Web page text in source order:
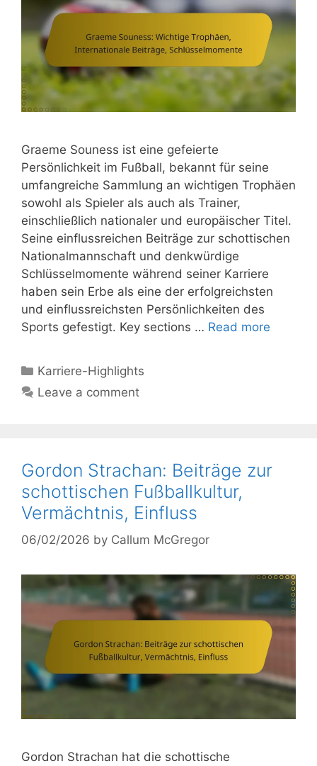
Graeme Souness ist eine gefeierte
Persönlichkeit im Fußball, bekannt für seine
umfangreiche Sammlung an wichtigen Trophäen
sowohl als Spieler als auch als Trainer,
einschließlich nationaler und europäischer Titel.
Seine einflussreichen Beiträge zur schottischen
Nationalmannschaft und denkwürdige
Schlüsselmomente während seiner Karriere
haben sein Erbe als eine der erfolgreichsten
und einflussreichsten Persönlichkeiten des
Sports gefestigt. Key sections … Read more
Categories
Karriere-Highlights
Leave a comment
Gordon Strachan: Beiträge zur
schottischen Fußballkultur,
Vermächtnis, Einfluss
06/02/2026 by Callum McGregor
Gordon Strachan hat die schottische